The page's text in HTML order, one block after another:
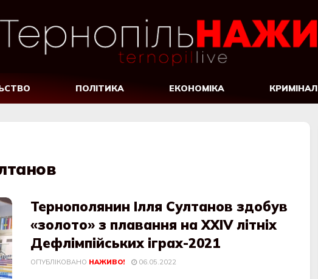
ПОЛІТИКА ЕКОНОМІКА КРИМІНАЛ
Тернополянин Ілля Султанов здобув
«золото» з плавання на XXIV літніх
Дефлімпійських іграх-2021
ОПУБЛІКОВАНО НАЖИВО! 06.05.2022